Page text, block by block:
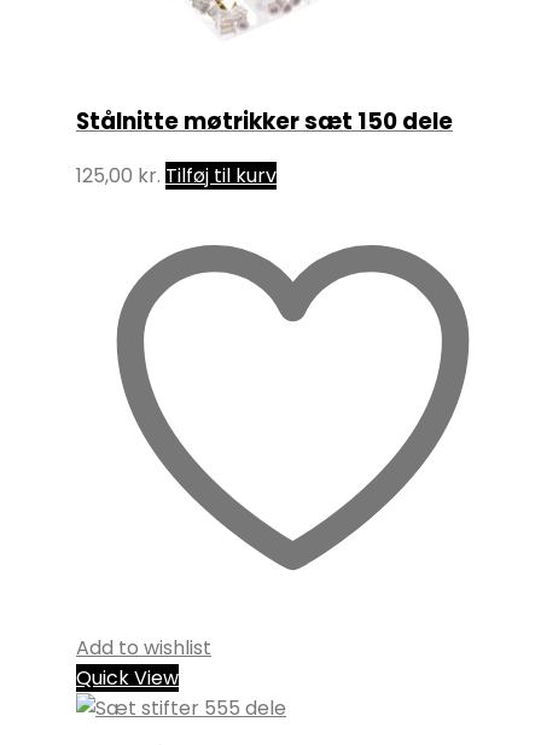
Stålnitte møtrikker sæt 150 dele
125,00 kr. Tilføj til kurv
Add to wishlist
Quick View